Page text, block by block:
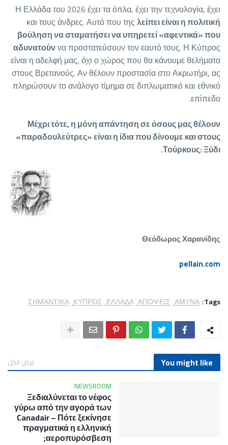
Η Ελλάδα του 2026 έχει τα όπλα, έχει την τεχνολογία, έχει
και τους άνδρες. Αυτό που τηςλείπει είναι η πολιτική
βούληση να σταματήσει να υπηρετεί «αφεντικά» που
αδυνατούννα προστατεύσουν τον εαυτό τους. Η Κύπρος
είναι η αδελφή μας, όχι ο χώρος που θα κάνουμε θελήματα
στους Βρετανούς. Αν θέλουν προστασία στο Ακρωτήρι, ας
πληρώσουν το ανάλογο τίμημα σε διπλωματικό και εθνικό
επίπεδο.
Μέχρι τότε, η μόνη απάντηση σε όσους μας θέλουν
«παραδουλεύτρες» είναι η ίδια που δίνουμε και στους
Τούρκους: Ξύδι.
Θεόδωρος Χαρανίδης
pellain.com
Tags:
ΑΜΥΝΑ
ΑΠΟΨΕΙΣ
ΕΛΛΑΔΑ
ΚΥΠΡΟΣ
ΣΗΜΑΝΤΙΚΑ
You might like
عرض الكل
NEWSROOM
Ξεδιαλύνεται το νέφος
γύρω από την αγορά των
Canadair – Πότε ξεκίνησε
πραγματικά η ελληνική
αεροπυρόσβεση;